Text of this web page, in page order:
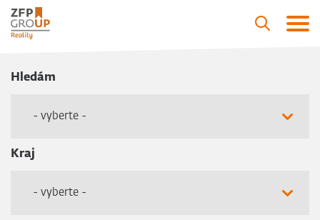
Hledám
- vyberte -
Kraj
- vyberte -